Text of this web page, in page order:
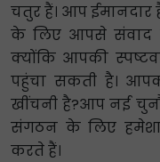
चतुर हैं। आप ईमानदार
के लिए आपसे संवाद
क्योंकि आपकी
पहुंचा सकती है।
खींचनी है?आप नई
संगठन के लिए हमेशा
करते हैं।